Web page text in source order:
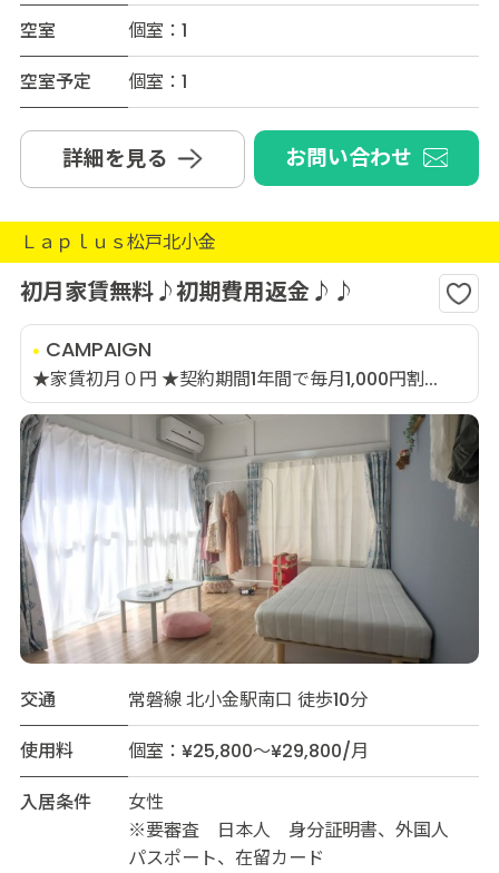
空室
個室：1
空室予定
個室：1
詳細を見る お問い合わせ
Ｌａｐｌｕｓ松戸北小金
初月家賃無料♪初期費用返金♪♪
CAMPAIGN
★家賃初月０円 ★契約期間1年間で毎月1,000円割...
交通
常磐線 北小金駅南口 徒歩10分
使用料
個室：¥25,800～¥29,800/月
入居条件
女性
※要審査 日本人 身分証明書、外国人
パスポート、在留カード